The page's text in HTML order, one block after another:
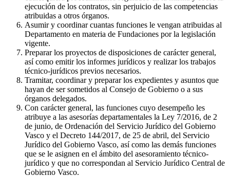
ejecución de los contratos, sin perjuicio de las competencias
atribuidas a otros órganos.
Asumir y coordinar cuantas funciones le vengan atribuidas al
Departamento en materia de Fundaciones por la legislación
vigente.
Preparar los proyectos de disposiciones de carácter general,
así como emitir los informes jurídicos y realizar los trabajos
técnico-jurídicos previos necesarios.
Tramitar, coordinar y preparar los expedientes y asuntos que
hayan de ser sometidos al Consejo de Gobierno o a sus
órganos delegados.
Con carácter general, las funciones cuyo desempeño les
atribuye a las asesorías departamentales la Ley 7/2016, de 2
de junio, de Ordenación del Servicio Jurídico del Gobierno
Vasco y el Decreto 144/2017, de 25 de abril, del Servicio
Jurídico del Gobierno Vasco, así como las demás funciones
que se le asignen en el ámbito del asesoramiento técnico-
jurídico y que no correspondan al Servicio Jurídico Central de
Gobierno Vasco.